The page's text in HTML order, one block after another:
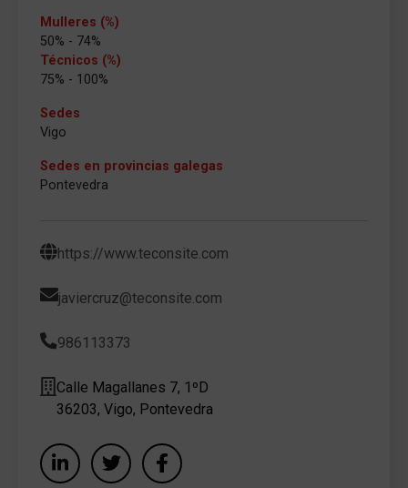
Mulleres (%)
50% - 74%
Técnicos (%)
75% - 100%
Sedes
Vigo
Sedes en provincias galegas
Pontevedra
https://www.teconsite.com
javiercruz@teconsite.com
986113373
Calle Magallanes 7, 1ºD
36203, Vigo, Pontevedra